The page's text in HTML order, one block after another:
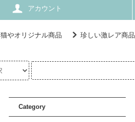
アカウント
猫やオリジナル商品 珍しい激レア商品
Category